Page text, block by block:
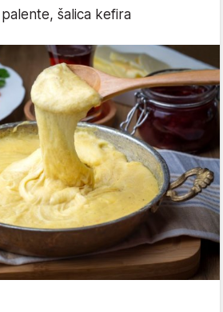
šalica kefira